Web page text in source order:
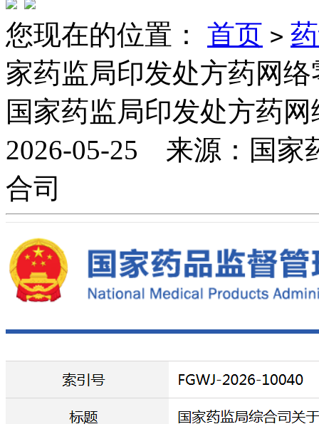
您现在的位置： 首页 >
家药监局印发处方药网
国家药监局印发处方药
2026-05-25 来源：国
合司